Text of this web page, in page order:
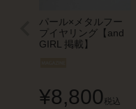
パール×メタルフー
プイヤリング【and
GIRL 掲載】
¥8,800税込